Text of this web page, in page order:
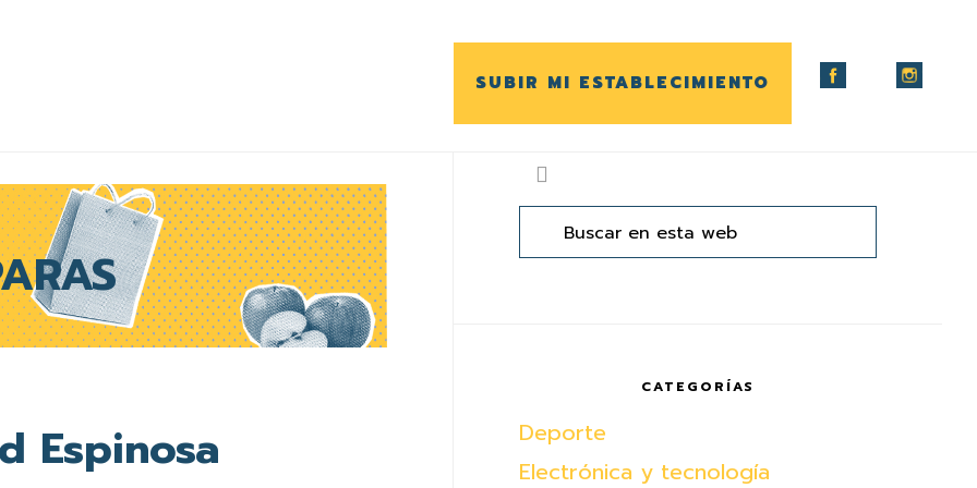
SUBIR MI ESTABLECIMIENTO
Espinosa
Barra
lateral
principal
Buscar
en
web
CATEGORÍAS
Deporte
Electrónica y tecnología